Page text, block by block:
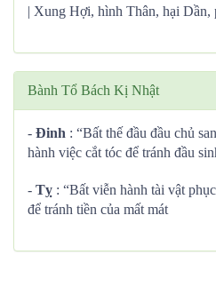
| Xung Hợi, hình Thân, hại Dần,
Bành Tổ Bách Kị Nhật
- Đinh : “Bất thế đầu đầu chủ
hành việc cắt tóc để tránh đầu
- Tỵ : “Bất viễn hành tài vật
để tránh tiền của mất mát